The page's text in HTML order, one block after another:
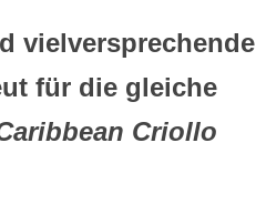
vielversprechende
für die gleiche
Criollo